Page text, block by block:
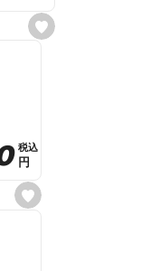
s
e
s
e
税込
税込
円
円